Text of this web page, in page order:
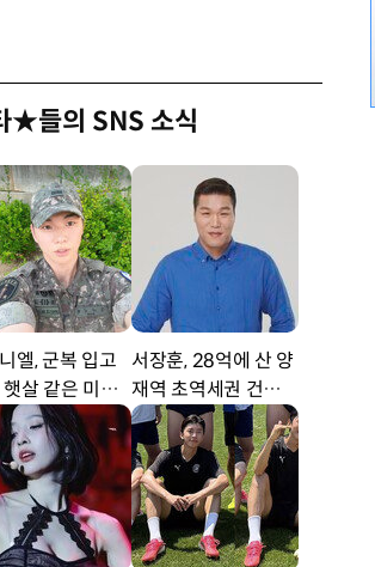
★들의 SNS 소식
엘, 군복 입고
살 같은 미소
겼어’ [DA★]
서장훈, 28억에 산 양
재역 초역세권 건물 4
50억에 내놨다